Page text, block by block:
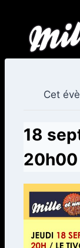
contenu
Cet
18
20h00